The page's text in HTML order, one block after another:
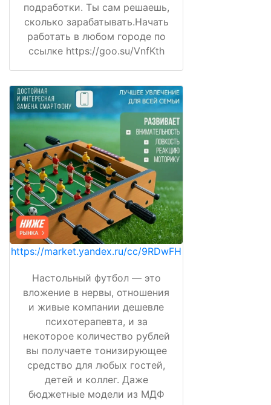
подработки. Ты сам решаешь,
сколько зарабатывать.Начать
работать в любом городе по
ссылке https://goo.su/VnfKth
https://market.yandex.ru/cc/9RDwFH
Настольный футбол — это
вложение в нервы, отношения
и живые компании дешевле
психотерапевта, и за
некоторое количество рублей
вы получаете тонизирующее
средство для любых гостей,
детей и коллег. Даже
бюджетные модели из МДФ